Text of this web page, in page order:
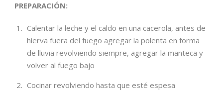
PREPARACIÓN:
Calentar la leche y el caldo en una cacerola, antes de
hierva fuera del fuego agregar la polenta en forma
de lluvia revolviendo siempre, agregar la manteca y
volver al fuego bajo
Cocinar revolviendo hasta que esté espesa